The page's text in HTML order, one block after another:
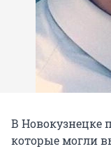
В Новокузнецке
которые могли